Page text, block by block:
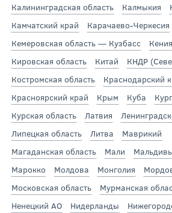
Калининградская область
Калмыкия
Камчатский край
Карачаево-Черкесия
Кемеровская область — Кузбасс
Кения
Кировская область
Китай КНДР
Костромская область
Краснодарский
Красноярский край
Крым Куба
Курская область
Латвия
Липецкая область
Литва
Маврикий
Магаданская область
Мали
Марокко
Молдова Монголия
Московская область
Мурманская
Ненецкий АО
Нидерланды